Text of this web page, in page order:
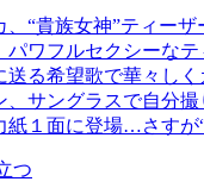
、“貴族女神”ティーザ
パワフルセクシーな
る希望歌で華々しく
、サングラスで自分
紙１面に登場…さすが
つ